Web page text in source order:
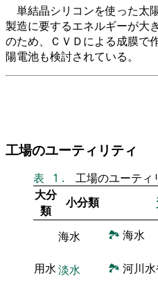
単結晶シリコンを使った太
製造に要するエネルギーが大
のため、ＣＶＤによる成膜で
陽電池も検討されている。
工場のユーティリティ
表 1 .
工場のユーティ
大分
類
小分類
用水
海水 🏞 海水
淡水
🏞 河川